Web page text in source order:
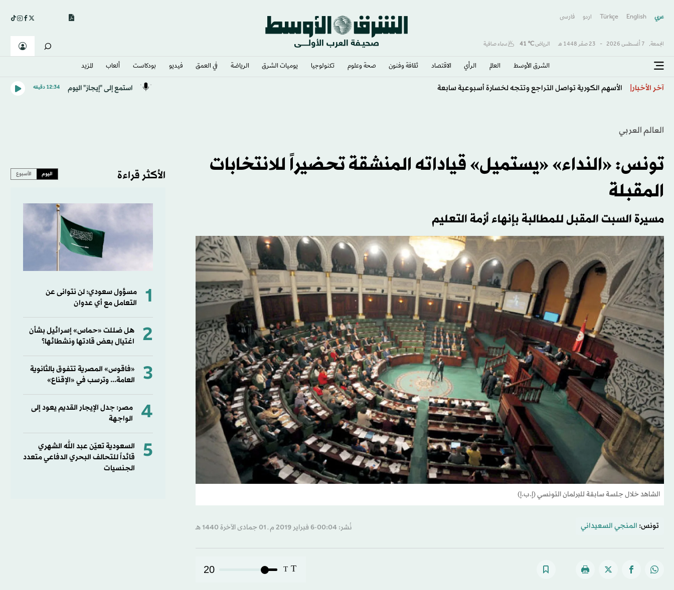
عربي English
Türkçe اردو فارسى
الجمعة, 7 أغسطس 2026 - 23 صفَر 1448 هـ الرياض℃
41 سماء صافية
الشرق الأوسط​ العالم الرأي الاقتصاد ثقافة وفنون صحة وعلوم تكنولوجيا يوميات الشرق​ الرياضة في العمق فيديو بودكاست ألعاب المزيد
آخر الأخبار اختراق طبي واعد... دراسة تحدد التوقيت الأمثل للعلاج الكيميائي بعد جراحة سرطان الدماغ استمع إلى "إيجاز" اليوم 12:34 دقيقه
العالم العربي
تونس: «النداء» «يستميل» قياداته المنشقة تحضيراً للانتخابات
المقبلة
مسيرة السبت المقبل للمطالبة بإنهاء أزمة التعليم
الشاهد خلال جلسة سابقة للبرلمان التونسي (إ.ب.إ)
تونس: المنجي السعيداني نُشر: 00:04-6 فبراير 2019 م ـ 01 جمادى الآخرة 1440 هـ
T
T
20
الأكثر قراءة اليوم الأسبوع
1
مسؤول سعودي: لن نتوانى عن
التعامل مع أي عدوان
2
هل ضللت «حماس» إسرائيل بشأن
اغتيال بعض قادتها ونشطائها؟
3
«فاقوس» المصرية تتفوق بالثانوية
العامة... وترسب في «الإقناع»
4
مصر: جدل الإيجار القديم يعود إلى
الواجهة
5
السعودية تعيّن عبد الله الشهري
قائداً للتحالف البحري الدفاعي متعدد
الجنسيات